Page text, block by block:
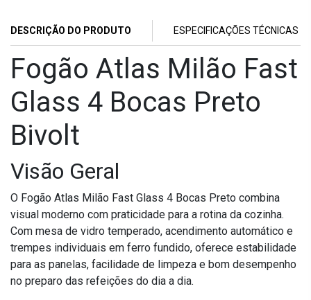
DESCRIÇÃO DO PRODUTO ESPECIFICAÇÕES TÉCNICAS
Fogão Atlas Milão Fast
Glass 4 Bocas Preto
Bivolt
Visão Geral
O Fogão Atlas Milão Fast Glass 4 Bocas Preto combina
visual moderno com praticidade para a rotina da cozinha.
Com mesa de vidro temperado, acendimento automático e
trempes individuais em ferro fundido, oferece estabilidade
para as panelas, facilidade de limpeza e bom desempenho
no preparo das refeições do dia a dia.